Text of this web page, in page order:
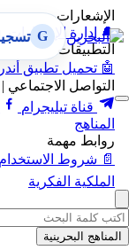
الإشعارات
🔔 إدارة الإشعارات
التطبيقات
🤖 تحميل تطبيق
التواصل
قناة تيليجرام
المناهج
روابط مهمة
📄 شروط الاستخدام
الملكية الفكرية
G
المناهج البحرينية